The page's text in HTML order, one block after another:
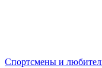
Спортсмены и